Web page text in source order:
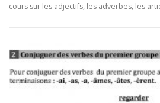
cours sur les adjectifs, les adverbes, les